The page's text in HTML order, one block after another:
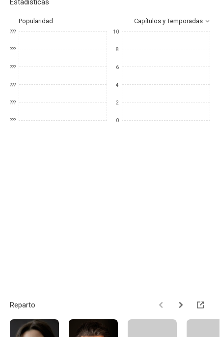
Estadísticas
Popularidad Capítulos y Temporadas
???
???
???
???
???
???
10
8
6
4
2
0
Reparto